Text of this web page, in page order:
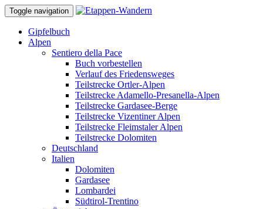
Toggle navigation
Gipfelbuch
Alpen
Sentiero della Pace
Buch vorbestellen
Verlauf des Friedensweges
Teilstrecke Ortler-Alpen
Teilstrecke Adamello-Presanella-Alpen
Teilstrecke Gardasee-Berge
Teilstrecke Vizentiner Alpen
Teilstrecke Fleimstaler Alpen
Teilstrecke Dolomiten
Deutschland
Italien
Dolomiten
Gardasee
Lombardei
Südtirol-Trentino